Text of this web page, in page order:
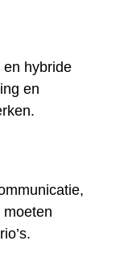
en hybride
en